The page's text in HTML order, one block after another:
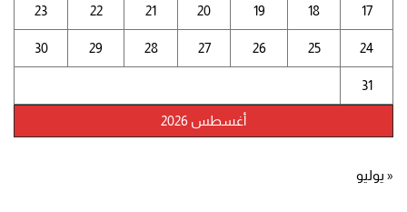
أغسطس 2026
17
18
19
20
21
22
23
24
25
26
27
28
29
30
31
« يوليو